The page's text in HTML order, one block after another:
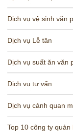
Dịch vụ vệ sinh văn
Dịch vụ Lễ tân
Dịch vụ suất ăn văn
Dịch vụ tư vấn
Dịch vụ cảnh quan
Top 10 công ty